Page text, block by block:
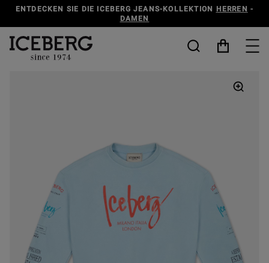
ENTDECKEN SIE DIE ICEBERG JEANS-KOLLEKTION HERREN -
DAMEN